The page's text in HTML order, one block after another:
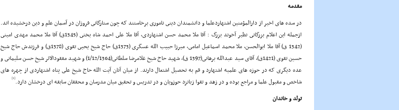
مقدمه
در سده هاى اخیر از دارالمؤمنین اشتهاردعلما و دانشمندان دینى نامورى برخاستند که چون ستارگانى فروزان در آسمان علم و دین درخشیده اند.
ازجمله این اعلام بزرگانى نظیر آخوند بزرگ : آقا ملا محمد حسن اشتهاردى، آقا ملا على احمد شاه بختى (1345ق) آقا ملا محمد مهدى امینى
(1342 ق) آقا ملا ابوالحسن، ملا محمد اسماعیل امامى، میرزا حبیب الله عسگرى (1373ق) حاج شیخ یحیى تقوى (1378ق) و فرزندش حاج شیخ
حسین تقوى (1421ق)، آقاى سید عبدالله برهانى(1397 ق)، شهید حاج شیخ غلامرضا سلطانى(1/12/1364) و شهید مفقودالاثر شیخ حسن سلیمانى و
عده دیگرى که در حوزه هاى علمیه اشتهارد و قم به تحصیل اشتغال دارند. از میان آنان آیت الله حاج شیخ على پناه اشتهاردى از چهره هاى
شاخص و مقبول علما و مراجع بوده و در زهد و تقوا زبانزد حوزویان و در تدریس و تحقیق میان مدرسان و محققان سابقه اى درخشان دارد.[1]
تولد و خاندان